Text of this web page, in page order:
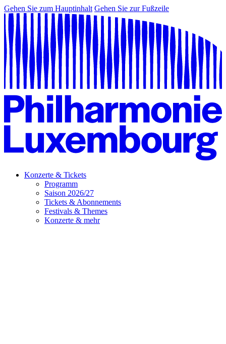
Gehen Sie zum Hauptinhalt Gehen Sie zur Fußzeile
Konzerte & Tickets
Programm
Saison 2026/27
Tickets & Abonnements
Festivals & Themes
Konzerte & mehr